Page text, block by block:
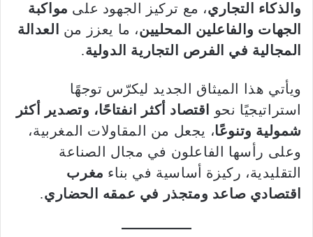
والذكاء التجاري، مع تركيز الجهود على مواكبة
الجهات والفاعلين المحليين، ما يعزز من
العدالة
المجالية في الفرص التجارية الدولية.
ويأتي هذا الميثاق الجديد ليكرّس توجهًا
استراتيجيًا نحو
اقتصاد أكثر انفتاحًا، وتصدير أكثر
شمولية وتنوعًا، يجعل من المقاولات المغربية،
وعلى رأسها الفاعلون في مجال الصناعة
التقليدية، ركيزة أساسية في بناء مغرب
اقتصادي صاعد ومتجذر في عمقه الحضاري.